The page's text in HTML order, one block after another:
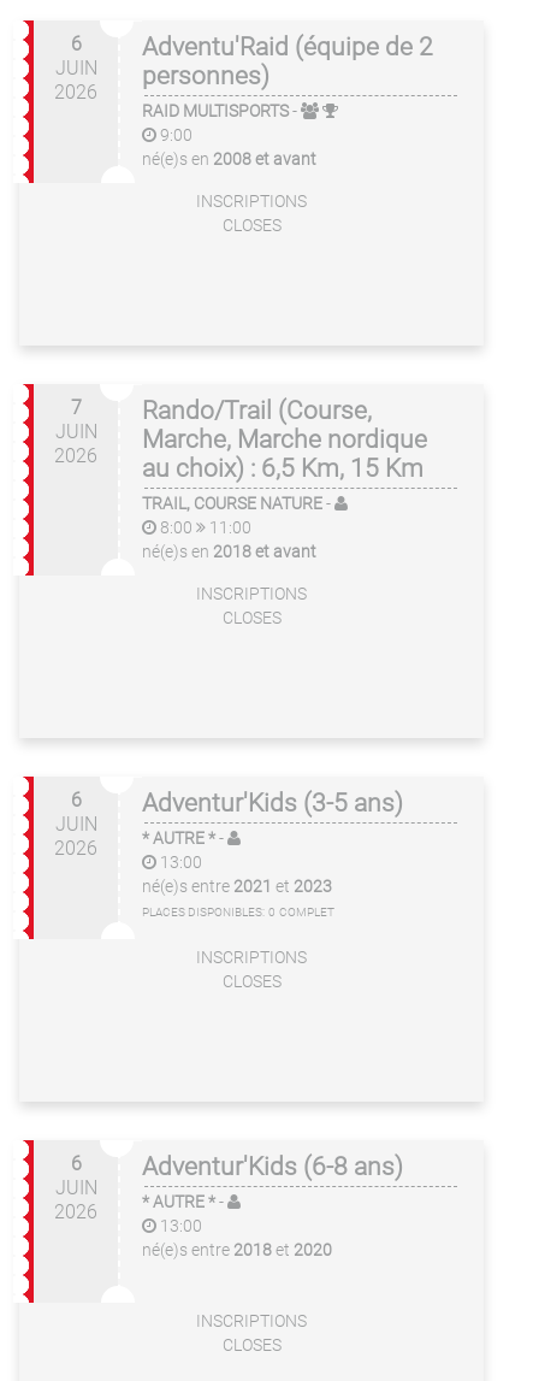
6
JUIN
2026
Adventu'Raid (équipe de 2
personnes)
RAID MULTISPORTS-
9:00
né(e)s en 2008 et avant
INSCRIPTIONS
CLOSES
7
JUIN
2026
Rando/Trail (Course,
Marche, Marche nordique
au choix) : 6,5 Km, 15 Km
TRAIL, COURSE NATURE-
8:00
11:00
né(e)s en 2018 et avant
INSCRIPTIONS
CLOSES
6
JUIN
2026
Adventur'Kids (3-5 ans)
* AUTRE *-
13:00
né(e)s entre 2021 et 2023
PLACES DISPONIBLES: 0 COMPLET
INSCRIPTIONS
CLOSES
6
JUIN
2026
Adventur'Kids (6-8 ans)
* AUTRE *-
13:00
né(e)s entre 2018et 2020
INSCRIPTIONS
CLOSES